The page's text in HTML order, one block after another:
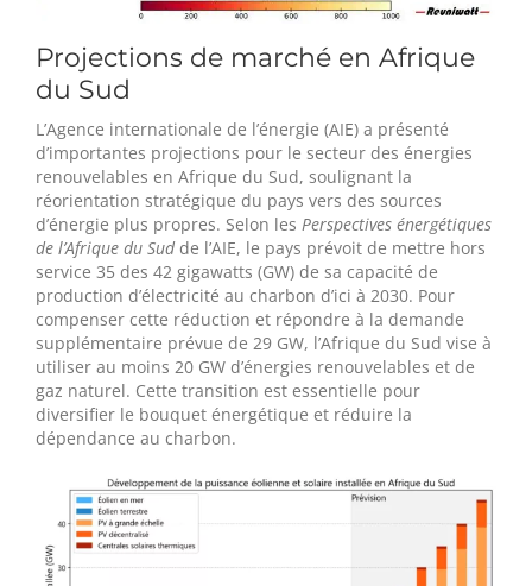
Projections de marché en Afrique
du Sud
L’Agence internationale de l’énergie (AIE) a présenté
d’importantes projections pour le secteur des énergies
renouvelables en Afrique du Sud, soulignant la
réorientation stratégique du pays vers des sources
d’énergie plus propres. Selon les Perspectives énergétiques
de l’Afrique du Sudde l’AIE, le pays prévoit de mettre hors
service 35 des 42 gigawatts (GW) de sa capacité de
production d’électricité au charbon d’ici à 2030. Pour
compenser cette réduction et répondre à la demande
supplémentaire prévue de 29 GW, l’Afrique du Sud vise à
utiliser au moins 20 GW d’énergies renouvelables et de
gaz naturel. Cette transition est essentielle pour
diversifier le bouquet énergétique et réduire la
dépendance au charbon.